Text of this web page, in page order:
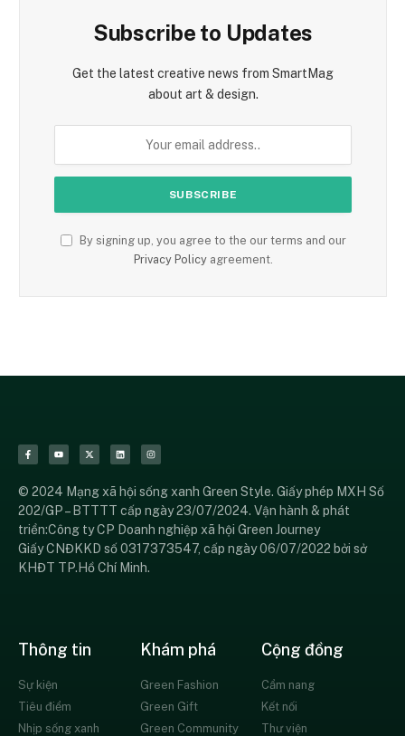
Subscribe to Updates
Get the latest creative news from SmartMag
about art & design.
By signing up, you agree to the our terms and our
Privacy Policyagreement.
© 2024 Mạng xã hội sống xanh Green Style. Giấy phép MXH Số
202/GP – BTTTT cấp ngày 23/07/2024. Vận hành & phát
triển:Công ty CP Doanh nghiệp xã hội Green Journey
Giấy CNĐKKD số 0317373547, cấp ngày 06/07/2022 bởi sở
KHĐT TP.Hồ Chí Minh.
Thông tin
Sự kiện
Tiêu điểm
Nhịp sống xanh
Khám phá
Green Fashion
Green Gift
Green Community
Cộng đồng
Cẩm nang
Kết nối
Thư viện